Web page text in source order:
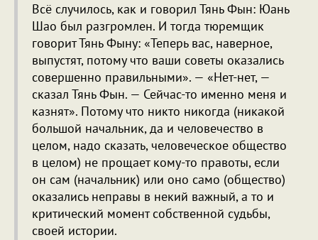
Всё случилось, как и говорил Тянь Фын: Юань
Шао был разгромлен. И тогда тюремщик
говорит Тянь Фыну: «Теперь вас, наверное,
выпустят, потому что ваши советы оказались
совершенно правильными». — «Нет-нет, —
сказал Тянь Фын. — Сейчас-то именно меня и
казнят». Потому что никто никогда (никакой
большой начальник, да и человечество в
целом, надо сказать, человеческое общество
в целом) не прощает кому-то правоты, если
он сам (начальник) или оно само (общество)
оказались неправы в некий важный, а то и
критический момент собственной судьбы,
своей истории.